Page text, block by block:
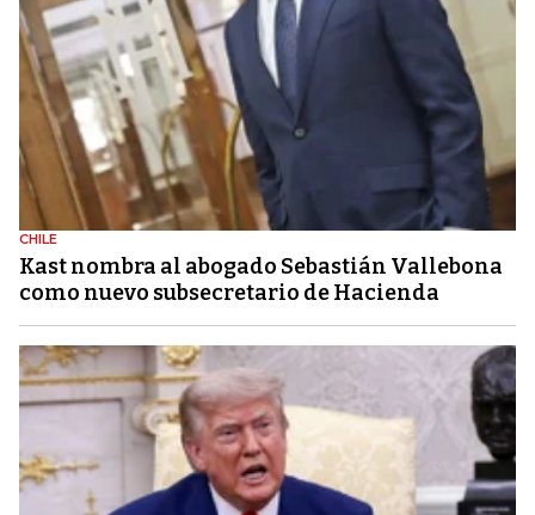
CHILE
Kast nombra al abogado Sebastián Vallebona
como nuevo subsecretario de Hacienda